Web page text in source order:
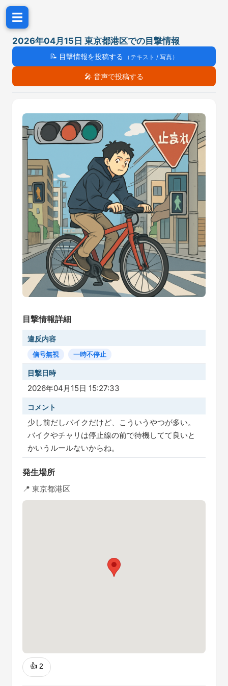
☰
2026年04月15日 東京都港区での目撃情報
📝 目撃情報を投稿する （テキスト / 写真）
🎤 音声で投稿する
目撃情報詳細
違反内容
信号無視 一時不停止
目撃日時
2026年04月15日 15:27:33
コメント
少し前だしバイクだけど、こういうやつが多い。
バイクやチャリは停止線の前で待機してて良いと
かいうルールないからね。
発生場所
📍 東京都港区
👍 2